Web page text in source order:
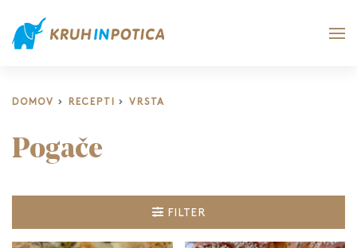
DOMOV RECEPTI VRSTA
Pogače
FILTER